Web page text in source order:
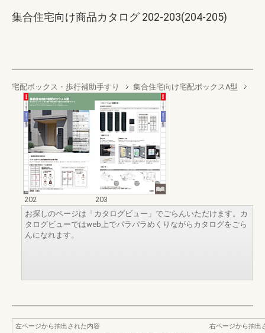
集合住宅向け商品カタログ 202-203(204-205)
宅配ボックス・歩行補助手すり 集合住宅向け宅配ボックスA型
202
203
お探しのページは「カタログビュー」でごらんいただけます。カ
タログビューではweb上でパラパラめくりながらカタログをごら
んになれます。
左ページから抽出された内容
右ページから抽出